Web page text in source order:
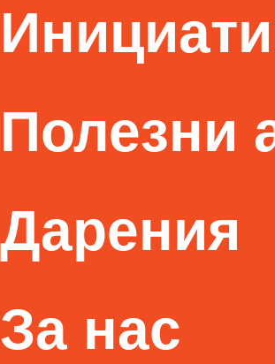
Полезни
Дарения
За нас